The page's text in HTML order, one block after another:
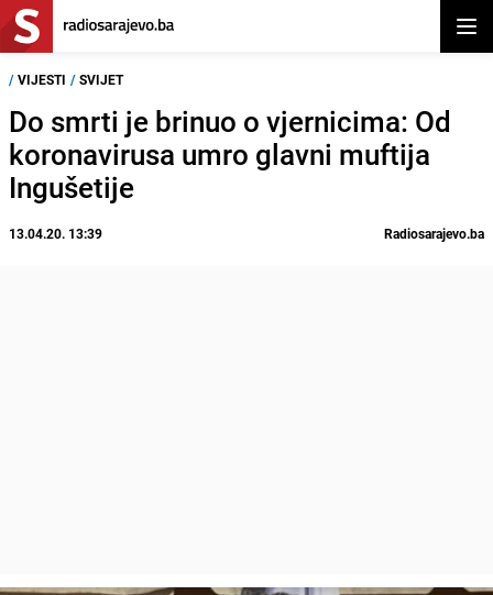
/ VIJESTI / SVIJET
Do smrti je brinuo o vjernicima: Od
koronavirusa umro glavni muftija
Ingušetije
13.04.20. 13:39 Radiosarajevo.ba